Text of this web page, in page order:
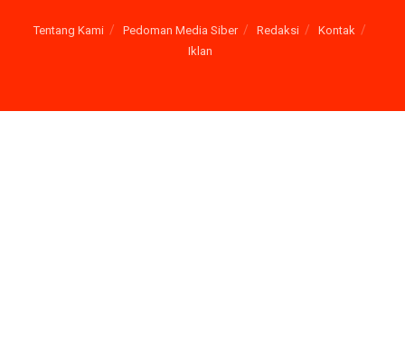
Tentang Kami Pedoman Media Siber Redaksi
Kontak
Iklan